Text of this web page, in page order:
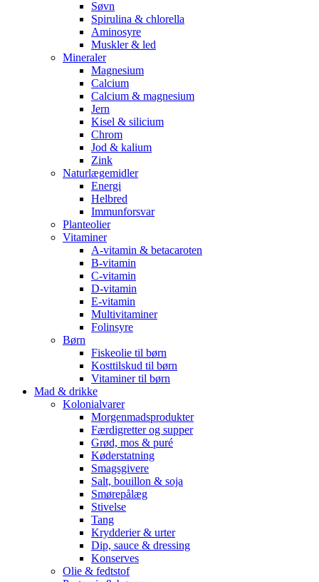
Søvn
Spirulina & chlorella
Aminosyre
Muskler & led
Mineraler
Magnesium
Calcium
Calcium & magnesium
Jern
Kisel & silicium
Chrom
Jod & kalium
Zink
Naturlægemidler
Energi
Helbred
Immunforsvar
Planteolier
Vitaminer
A-vitamin & betacaroten
B-vitamin
C-vitamin
D-vitamin
E-vitamin
Multivitaminer
Folinsyre
Børn
Fiskeolie til børn
Kosttilskud til børn
Vitaminer til børn
Mad & drikke
Kolonialvarer
Morgenmadsprodukter
Færdigretter og supper
Grød, mos & puré
Køderstatning
Smagsgivere
Salt, bouillon & soja
Smørepålæg
Stivelse
Tang
Krydderier & urter
Dip, sauce & dressing
Konserves
Olie & fedtstof